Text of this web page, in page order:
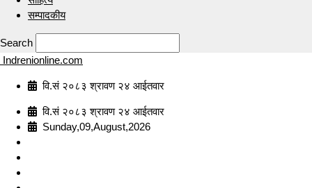
सम्पादकीय
Search
Indrenionline.com
वि.सं २०८३ श्रावण २४ आईतवार
वि.सं २०८३ श्रावण २४ आईतवार
Sunday,09,August,2026